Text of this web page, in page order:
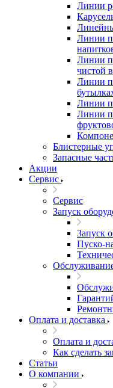
Линии
Линии
Линии
чистой
Линии
Линии
Линии
Блистерные
Запасные
Акции
Сервис
Сервис
Запуск
Запуск
Пуско-
Оплата и доставка
Оплата и
Как сделать
Статьи
О компании